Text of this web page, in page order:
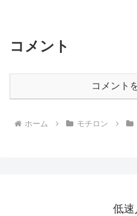
コメント
コメント
ホーム モチロン
低速